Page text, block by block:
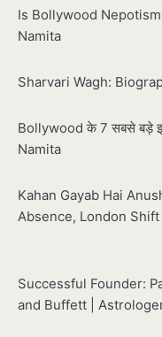
Is Bollywood
Namita
Sharvari Wagh:
Bollywood के 7 सबसे बड़े
Namita
Kahan Gayab Hai
Absence, London
Successful Founder:
and Buffett |